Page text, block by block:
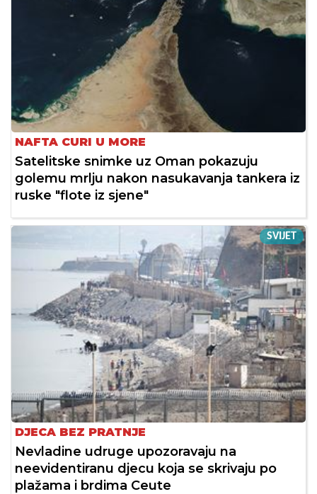
NAFTA CURI U MORE
Satelitske snimke uz Oman pokazuju
golemu mrlju nakon nasukavanja tankera iz
ruske "flote iz sjene"
SVIJET
DJECA BEZ PRATNJE
Nevladine udruge upozoravaju na
neevidentiranu djecu koja se skrivaju po
plažama i brdima Ceute